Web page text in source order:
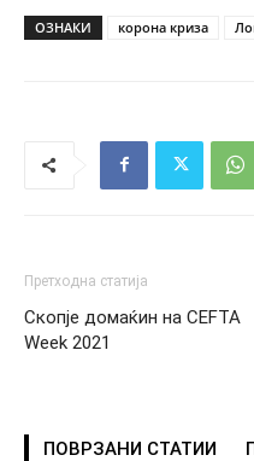
ОЗНАКИ корона криза
Претходна статија
Скопје домаќин на CEFTA
Week 2021
ПОВРЗАНИ СТАТИИ